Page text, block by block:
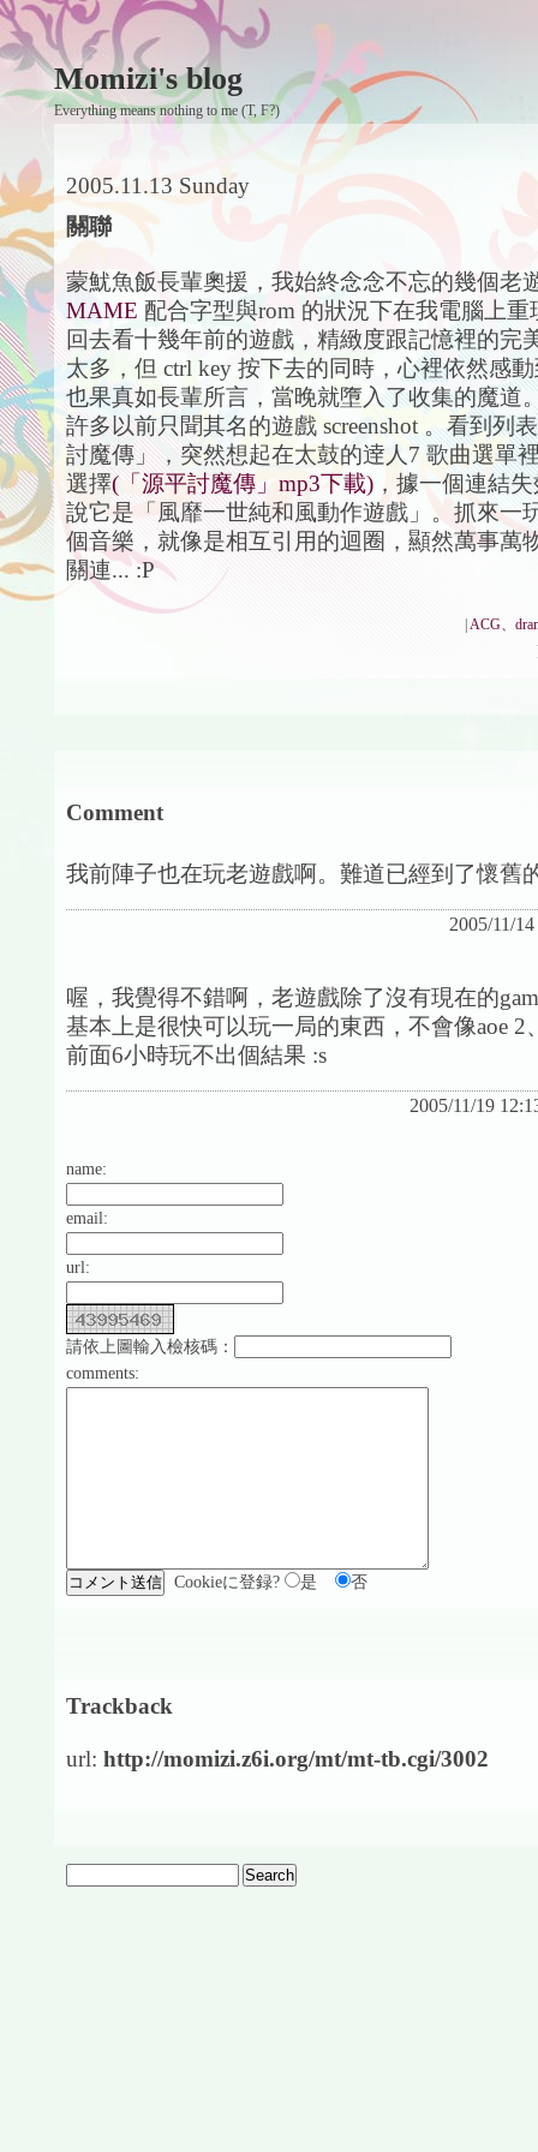
Momizi's blog
Everything means nothing to me (T, F?)
2005.11.13 Sunday
關聯
蒙魷魚飯長輩奧援，我始終念念不忘的幾個老
MAME 配合字型與rom 的狀況下在我電腦上重
回去看十幾年前的遊戲，精緻度跟記憶裡的完
太多，但 ctrl key 按下去的同時，心裡依然感
也果真如長輩所言，當晚就墮入了收集的魔道
許多以前只聞其名的遊戲 screenshot 。看到列
討魔傳」，突然想起在太鼓的逹人7 歌曲選單
選擇(「源平討魔傳」mp3下載) ，據一個連結
說它是「風靡一世純和風動作遊戲」。抓來一
個音樂，就像是相互引用的迴圈，顯然萬事萬
關連... :P
|ACG、
Comment
我前陣子也在玩老遊戲啊。難道已經到了懷舊
2005/11/
喔，我覺得不錯啊，老遊戲除了沒有現在的
基本上是很快可以玩一局的東西，不會像aoe 2
前面6小時玩不出個結果 :s
2005/11/19
name:
email:
url:
請依上圖輸入檢核碼：
comments:
Cookieに登録? 是 否
Trackback
url: http://momizi.z6i.org/mt/mt-tb.cgi/3002